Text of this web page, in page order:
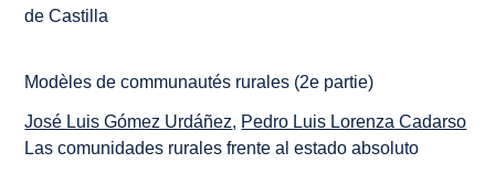
de Castilla
Modèles de communautés rurales (2e partie)
José Luis Gómez Urdáñez, Pedro Luis Lorenza Cadarso
Las comunidades rurales frente al estado absoluto